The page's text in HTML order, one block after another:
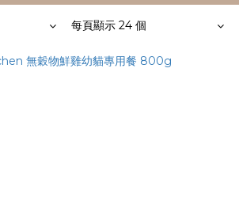
每頁顯示 24 個